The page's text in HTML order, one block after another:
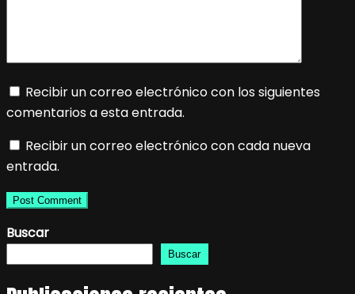
Recibir un correo electrónico con los siguientes
comentarios a esta entrada.
Recibir un correo electrónico con cada nueva
entrada.
Buscar
Buscar